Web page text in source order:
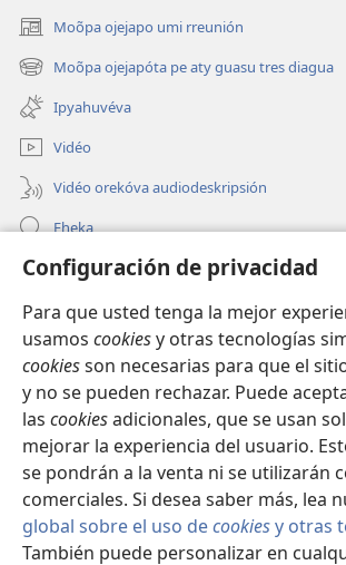
Configuración de privacidad
Para que usted tenga la mejor
usamos cookiesy otras tecnologías
cookiesson necesarias para que el
y no se pueden rechazar. Puede
las cookiesadicionales, que se usan
mejorar la experiencia del usuario.
se pondrán a la venta ni se utilizarán
comerciales. Si desea saber más, lea
global sobre el uso decookiesy otras
También puede personalizar en
Moõpa ojejapo umi rreunión
(abre
una
nueva
ventana)
Moõpa ojejapóta pe aty guasu tres diagua
(abre
una
nueva
ventana)
Ipyahuvéva
Vidéo
Vidéo orekóva audiodeskripsión
Eheka
Ayuda
Edona hag̃ua
(abre
nueva
ventana)
Vivliotéka oĩva Internétpe Watchtower
(abre
una
nueva
ventana)
JW Hub ®
(abre
una
nueva
ventana)
Copyright© 2026 Watch Tower Bible and Tract